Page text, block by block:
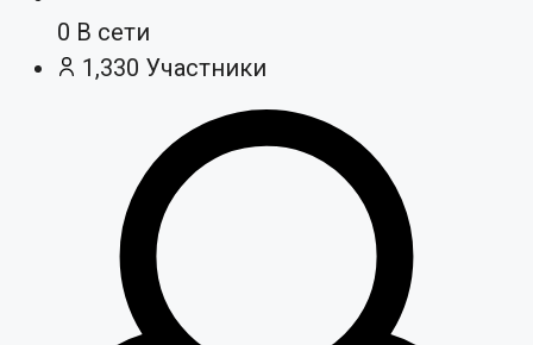
0 В сети
1,330 Участники